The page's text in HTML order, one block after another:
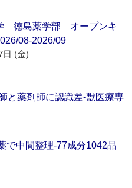
徳島薬学部 オープンキ
08-2026/09
日 (金)
と薬剤師に認識差‐獣医療専
で中間整理‐77成分1042品